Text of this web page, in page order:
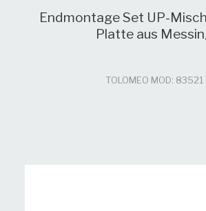
Endmontage Set UP-
Platte aus
TOLOMEO MOD: 83521